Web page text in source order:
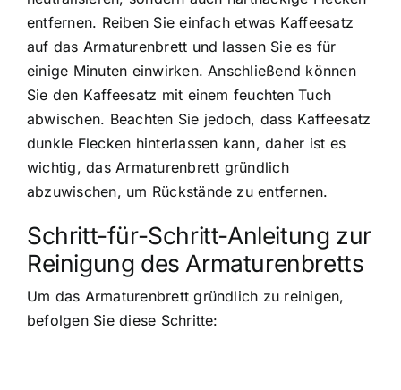
entfernen. Reiben Sie einfach etwas Kaffeesatz
auf das Armaturenbrett und lassen Sie es für
einige Minuten einwirken. Anschließend können
Sie den Kaffeesatz mit einem feuchten Tuch
abwischen. Beachten Sie jedoch, dass Kaffeesatz
dunkle Flecken hinterlassen kann, daher ist es
wichtig, das Armaturenbrett gründlich
abzuwischen, um Rückstände zu entfernen.
Schritt-für-Schritt-Anleitung zur
Reinigung des Armaturenbretts
Um das Armaturenbrett gründlich zu reinigen,
befolgen Sie diese Schritte: